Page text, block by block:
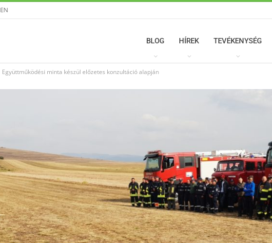
EN
BLOG HÍREK TEVÉKENYSÉG
Együttműködési minta készül előzetes konzultáció alapján